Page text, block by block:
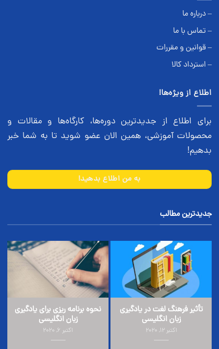
– درباره ما
– تماس با ما
– قوانین و مقررات
– استرداد کالا
اطلاع از ویژه‌ها!
برای اطلاع از جدیدترین دوره‌ها، کارگاه‌ها و مقالات و
محصولات آموزشی، همین الان عضو شوید تا به شما خبر
بدهیم!
به من اطلاع بدهید!
جدیدترین مطالب
تأثیر فرهنگ لغت در یادگیری
زبان انگلیسی
اکتبر 12, 2020
نحوه برنامه ریزی برای یادگیری
زبان انگلیسی
اکتبر 6, 2020